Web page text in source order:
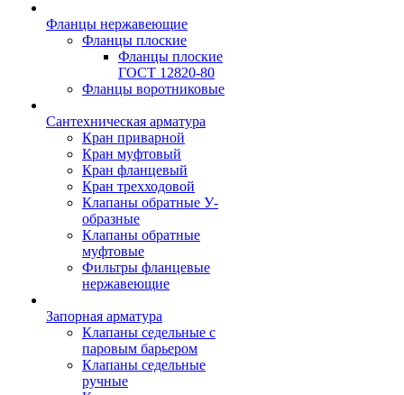
Фланцы нержавеющие
Фланцы плоские
Фланцы плоские
ГОСТ 12820-80
Фланцы воротниковые
Сантехническая арматура
Кран приварной
Кран муфтовый
Кран фланцевый
Кран трехходовой
Клапаны обратные У-
образные
Клапаны обратные
муфтовые
Фильтры фланцевые
нержавеющие
Запорная арматура
Клапаны седельные с
паровым барьером
Клапаны седельные
ручные